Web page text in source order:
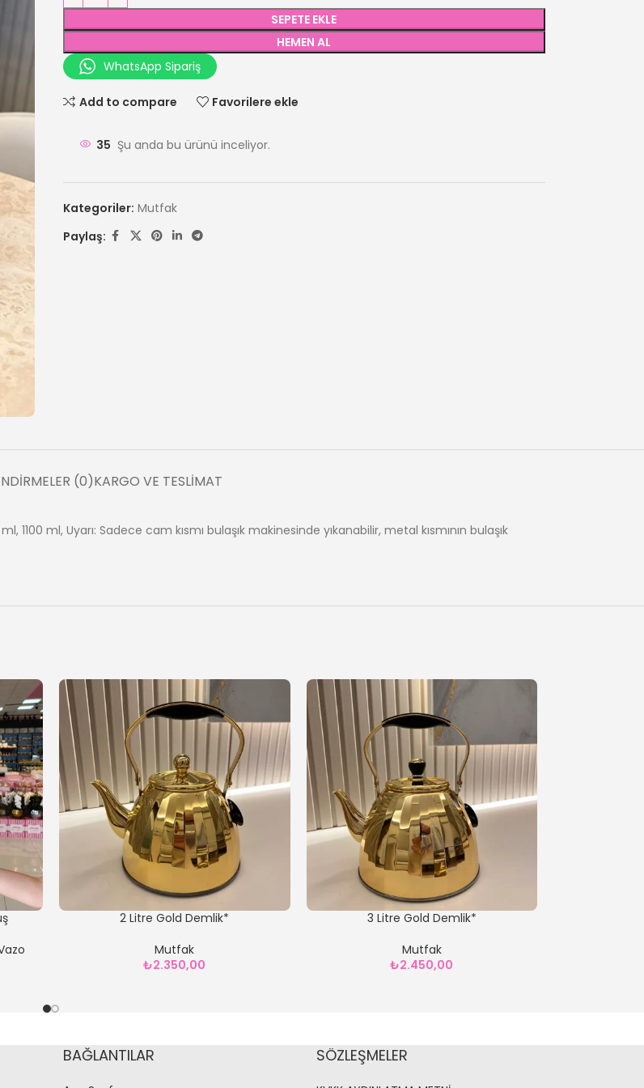
SEPETE EKLE
HEMEN AL
WhatsApp Sipariş
Add to compare Favorilere ekle
35 Şu anda bu ürünü inceliyor.
Kategoriler: Mutfak
Paylaş:
(0)KARGO VE TESLIMAT
ml, Uyarı: Sadece cam kısmı bulaşık makinesinde yıkanabilir, metal kısmının bulaşık
2 Litre Gold Demlik*
Mutfak
₺2.350,00
3 Litre Gold Demlik*
Mutfak
₺2.450,00
BAĞLANTILAR SÖZLEŞMELER